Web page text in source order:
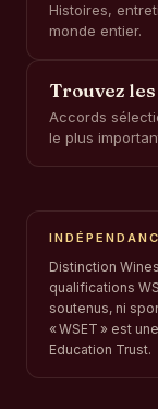
Histoires,
monde entier.
Trouvez
Accords
le plus
Distinction
qualifications
soutenus, ni
« WSET » est
Education Trust.